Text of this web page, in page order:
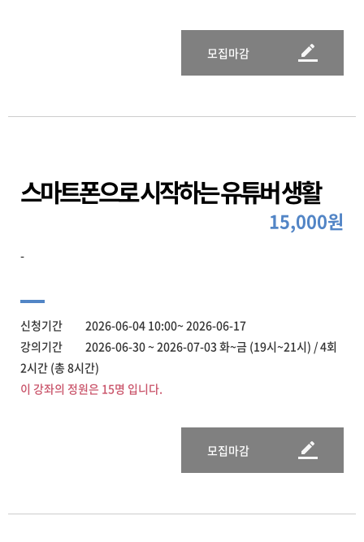
모집마감
스마트폰으로 시작하는 유튜버 생활
15,000원
-
신청기간 2026-06-04 10:00~ 2026-06-17
강의기간 2026-06-30 ~ 2026-07-03 화~금 (19시~21시) / 4회
2시간 (총 8시간)
이 강좌의 정원은 15명 입니다.
모집마감